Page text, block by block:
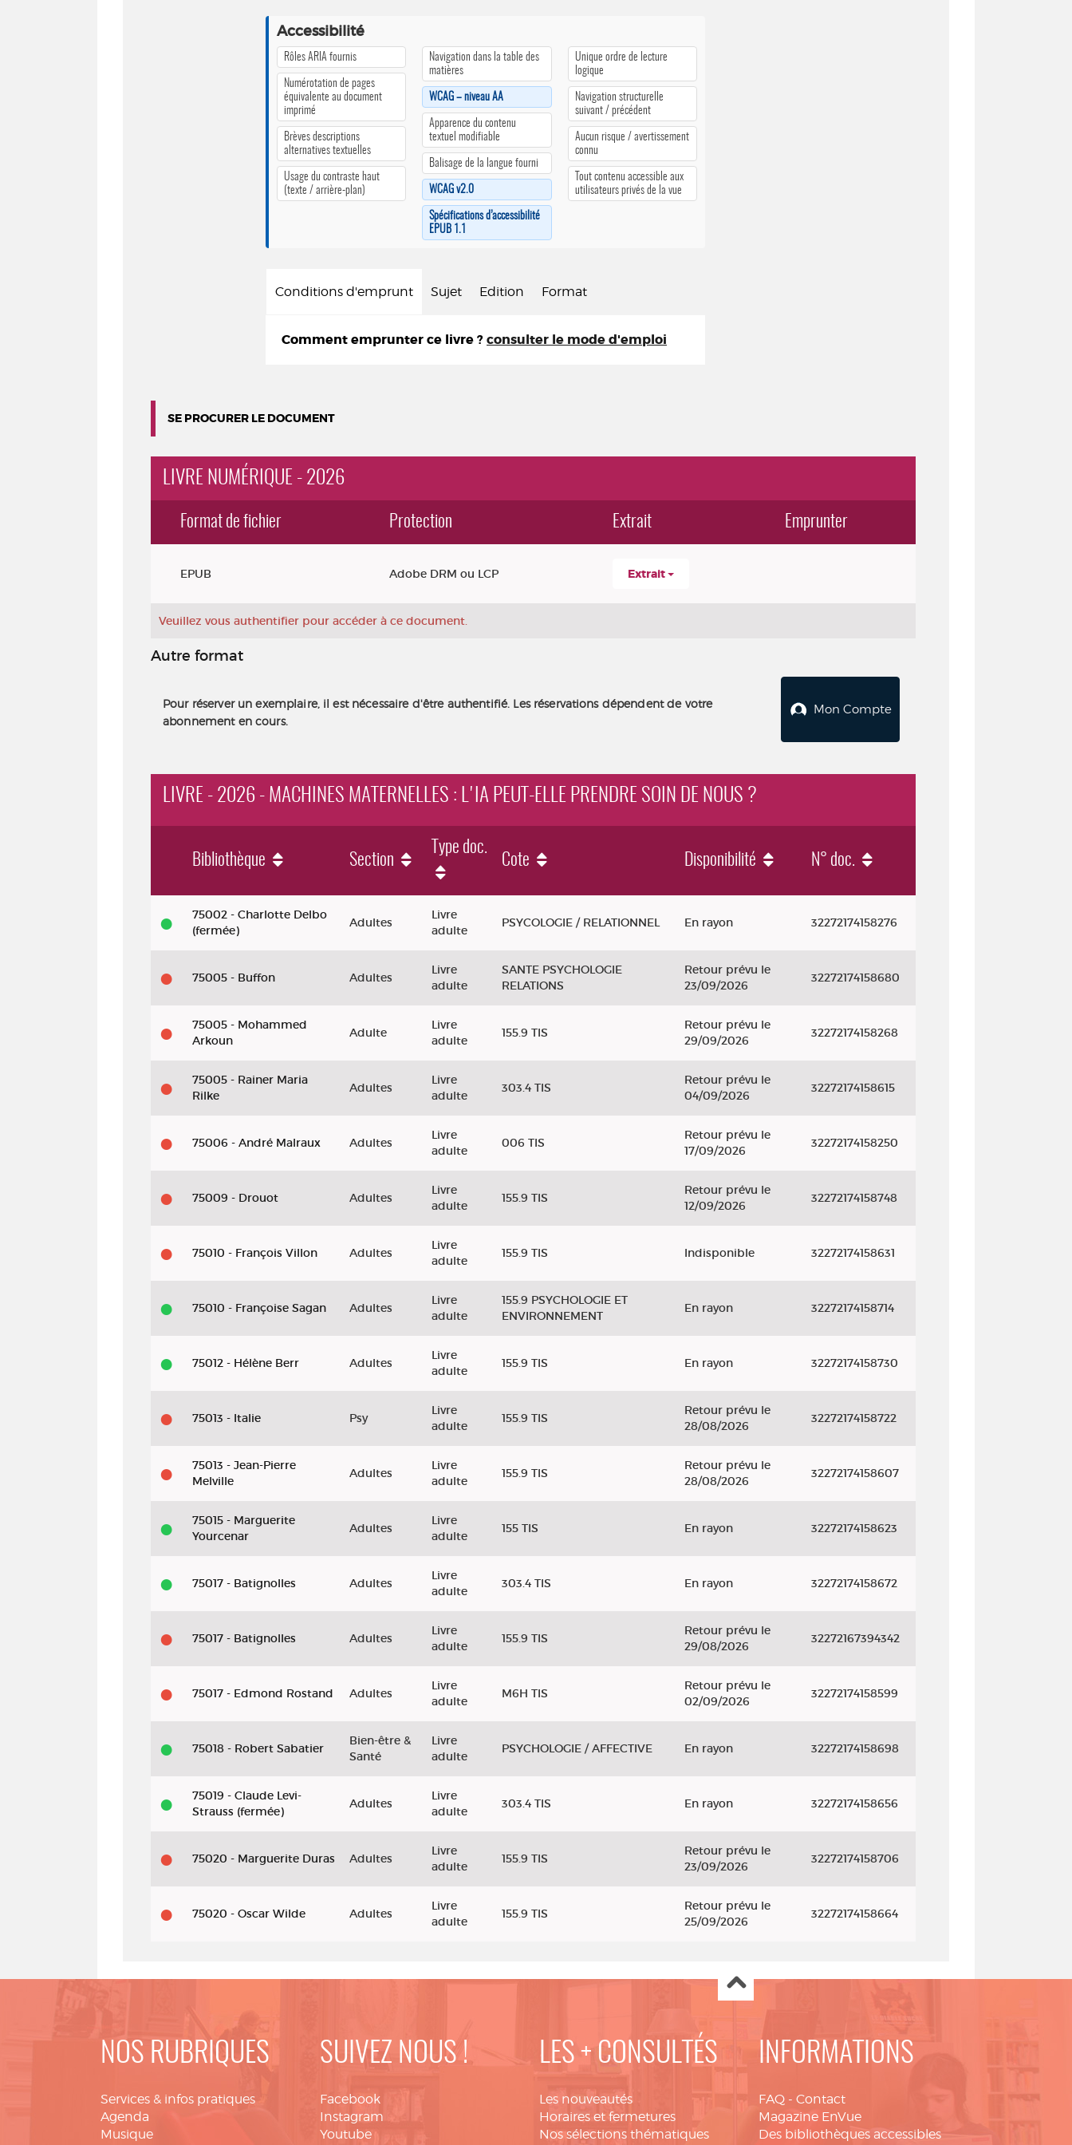
Accessibilité
Rôles ARIA fournis
Numérotation de pages
équivalente au document
imprimé
Brèves descriptions
alternatives textuelles
Usage du contraste haut
(texte / arrière-plan)
Navigation dans la table des
matières
WCAG – niveau AA
Apparence du contenu
textuel modifiable
Balisage de la langue fourni
WCAG v2.0
Spécifications d’accessibilité
EPUB 1.1
Unique ordre de lecture
logique
Navigation structurelle
suivant / précédent
Aucun risque / avertissement
connu
Tout contenu accessible aux
utilisateurs privés de la vue
Conditions d'emprunt Sujet Edition Format
Comment emprunter ce livre ? consulter le mode d'emploi
SE PROCURER LE DOCUMENT
LIVRE NUMÉRIQUE - 2026
Format de fichier Protection Extrait Emprunter
EPUB Adobe DRM ou LCP Extrait
Veuillez vous authentifier pour accéder à ce document.
Autre format
Pour réserver un exemplaire, il est nécessaire d'être authentifié. Les réservations dépendent de votre
abonnement en cours.
Mon Compte
LIVRE - 2026 - MACHINES MATERNELLES : L'IA PEUT-ELLE PRENDRE SOIN DE NOUS ?
Livre - 2026 - Machines maternelles : l'IA peut-elle prendre soin de nous ?
Bibliothèque Section
Type doc.
Cote Disponibilité N° doc.
75002 - Charlotte Delbo
(fermée)
Adultes
Livre
adulte
PSYCOLOGIE / RELATIONNEL En rayon 32272174158276
75005 - Buffon Adultes
Livre
adulte
SANTE PSYCHOLOGIE
RELATIONS
Retour prévu le
23/09/2026
32272174158680
75005 - Mohammed
Arkoun
Adulte
Livre
adulte
155.9 TIS
Retour prévu le
29/09/2026
32272174158268
75005 - Rainer Maria
Rilke
Adultes
Livre
adulte
303.4 TIS
Retour prévu le
04/09/2026
32272174158615
75006 - André Malraux Adultes
Livre
adulte
006 TIS
Retour prévu le
17/09/2026
32272174158250
75009 - Drouot Adultes
Livre
adulte
155.9 TIS
Retour prévu le
12/09/2026
32272174158748
75010 - François Villon Adultes
Livre
adulte
155.9 TIS Indisponible 32272174158631
75010 - Françoise Sagan Adultes
Livre
adulte
155.9 PSYCHOLOGIE ET
ENVIRONNEMENT
En rayon 32272174158714
75012 - Hélène Berr Adultes
Livre
adulte
155.9 TIS En rayon 32272174158730
75013 - Italie Psy
Livre
adulte
155.9 TIS
Retour prévu le
28/08/2026
32272174158722
75013 - Jean-Pierre
Melville
Adultes
Livre
adulte
155.9 TIS
Retour prévu le
28/08/2026
32272174158607
75015 - Marguerite
Yourcenar
Adultes
Livre
adulte
155 TIS En rayon 32272174158623
75017 - Batignolles Adultes
Livre
adulte
303.4 TIS En rayon 32272174158672
75017 - Batignolles Adultes
Livre
adulte
155.9 TIS
Retour prévu le
29/08/2026
32272167394342
75017 - Edmond Rostand Adultes
Livre
adulte
M6H TIS
Retour prévu le
02/09/2026
32272174158599
75018 - Robert Sabatier
Bien-être &
Santé
Livre
adulte
PSYCHOLOGIE / AFFECTIVE En rayon 32272174158698
75019 - Claude Levi-
Strauss (fermée)
Adultes
Livre
adulte
303.4 TIS En rayon 32272174158656
75020 - Marguerite Duras Adultes
Livre
adulte
155.9 TIS
Retour prévu le
23/09/2026
32272174158706
75020 - Oscar Wilde Adultes
Livre
adulte
155.9 TIS
Retour prévu le
25/09/2026
32272174158664
NOS RUBRIQUES
Services & infos pratiques
Agenda
Musique
SUIVEZ NOUS !
Facebook
Instagram
Youtube
LES + CONSULTÉS
Les nouveautés
Horaires et fermetures
Nos sélections thématiques
INFORMATIONS
FAQ - Contact
Magazine EnVue
Des bibliothèques accessibles